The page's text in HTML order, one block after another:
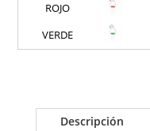
ROJO
VERDE
Descripción